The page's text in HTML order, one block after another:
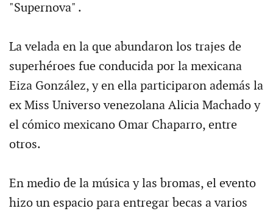
"Supernova" .
La velada en la que abundaron los trajes de
superhéroes fue conducida por la mexicana
Eiza González, y en ella participaron además la
ex Miss Universo venezolana Alicia Machado y
el cómico mexicano Omar Chaparro, entre
otros.
En medio de la música y las bromas, el evento
hizo un espacio para entregar becas a varios